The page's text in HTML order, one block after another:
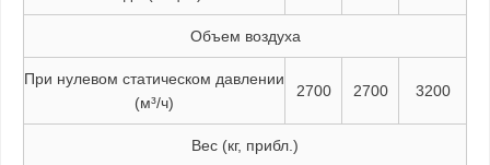
Объем воздуха
При нулевом статическом давлении
(м³/ч)
2700 2700 3200
Вес (кг, прибл.)